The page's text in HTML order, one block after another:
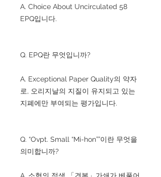
A. Choice About Uncirculated 58
EPQ입니다.
Q. EPQ란 무엇입니까?
A. Exceptional Paper Quality의 약자
로, 오리지날의 지질이 유지되고 있는
지폐에만 부여되는 평가입니다.
Q. “Ovpt. Small “Mi-hon””이란 무엇을
의미합니까?
A. 소형의 적색 「견본」가쇄가 베풀어